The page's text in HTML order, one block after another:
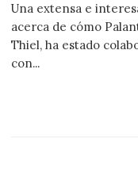
Una extensa e
acerca de cómo
Thiel, ha estado
con...